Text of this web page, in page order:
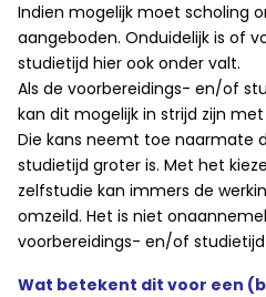
Indien mogelijk moet scholing
aangeboden. Onduidelijk is of
studietijd hier ook onder valt.
Als de voorbereidings- en/of
kan dit mogelijk in strijd zijn
Die kans neemt toe naarmate
studietijd groter is. Met het
zelfstudie kan immers de
omzeild. Het is niet
voorbereidings- en/of
Wat betekent dit voor een